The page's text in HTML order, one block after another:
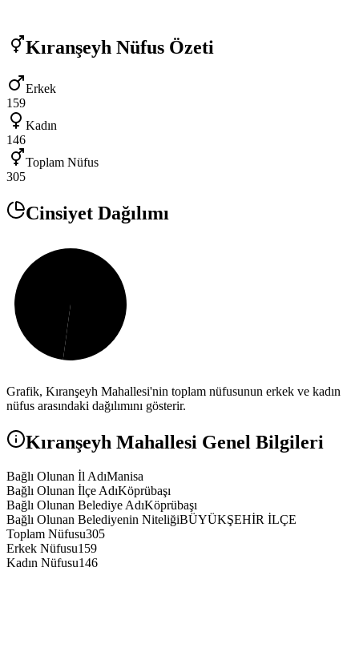
Kıranşeyh Nüfus Özeti
Erkek
159
Kadın
146
Toplam Nüfus
305
Cinsiyet Dağılımı
Grafik, Kıranşeyh Mahallesi'nin toplam nüfusunun erkek ve kadın
nüfus arasındaki dağılımını gösterir.
Kıranşeyh Mahallesi Genel Bilgileri
Bağlı Olunan İl AdıManisa
Bağlı Olunan İlçe AdıKöprübaşı
Bağlı Olunan Belediye AdıKöprübaşı
Bağlı Olunan Belediyenin NiteliğiBÜYÜKŞEHİR İLÇE
Toplam Nüfusu305
Erkek Nüfusu159
Kadın Nüfusu146